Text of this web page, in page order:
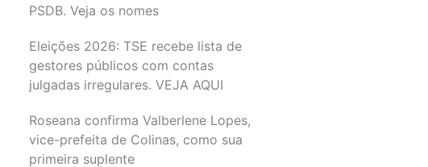
PSDB. Veja os nomes
Eleições 2026: TSE recebe lista de
gestores públicos com contas
julgadas irregulares. VEJA AQUI
Roseana confirma Valberlene Lopes,
vice-prefeita de Colinas, como sua
primeira suplente